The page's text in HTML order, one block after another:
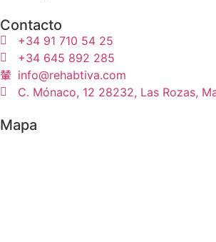
Contacto
+34 91 710 54 25
+34 645 892 285
info@rehabtiva.com
C. Mónaco, 12 28232, Las Rozas,
Mapa